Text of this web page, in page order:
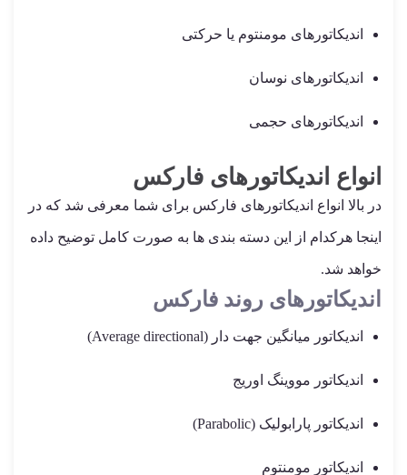
اندیکاتورهای مومنتوم یا حرکتی
اندیکاتورهای نوسان
اندیکاتورهای حجمی
انواع اندیکاتورهای فارکس
در بالا انواع اندیکاتورهای فارکس برای شما معرفی شد که در
اینجا هرکدام از این دسته بندی ها به صورت کامل توضیح داده
خواهد شد.
اندیکاتورهای روند فارکس
اندیکاتور میانگین جهت دار (Average directional)
اندیکاتور مووینگ اوریج
اندیکاتور پارابولیک (Parabolic)
اندیکاتور مومنتوم